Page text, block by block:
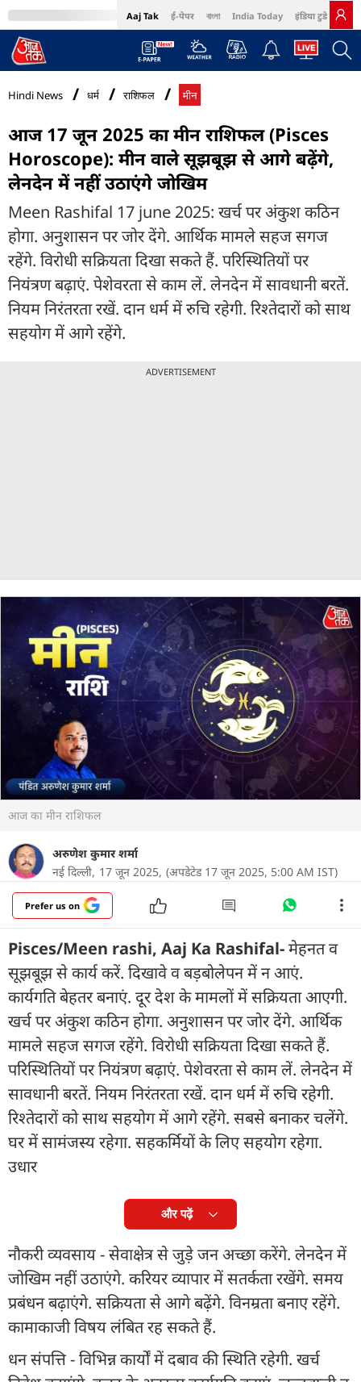
Aaj Tak ई-पेपर বাংলা India Today इंडिया टुडे हिंदी
MumbaiTak Cosmopolitan Harper's Bazaar Northeast
Hindi News धर्म राशिफल मीन
आज 17 जून 2025 का मीन राशिफल (Pisces
Horoscope): मीन वाले सूझबूझ से आगे बढ़ेंगे,
लेनदेन में नहीं उठाएंगे जोखिम
Meen Rashifal 17 june 2025: खर्च पर अंकुश कठिन
होगा. अनुशासन पर जोर देंगे. आर्थिक मामले सहज सगज
रहेंगे. विरोधी सक्रियता दिखा सकते हैं. परिस्थितियों पर
नियंत्रण बढ़ाएं. पेशेवरता से काम लें. लेनदेन में सावधानी बरतें.
नियम निरंतरता रखें. दान धर्म में रुचि रहेगी. रिश्तेदारों को साथ
सहयोग में आगे रहेंगे.
ADVERTISEMENT
आज का मीन राशिफल
अरुणेश कुमार शर्मा
नई दिल्ली, 17 जून 2025, (अपडेटेड 17 जून 2025, 5:00 AM IST)
Prefer us on
Pisces/Meen rashi, Aaj Ka Rashifal-मेहनत व
सूझबूझ से कार्य करें. दिखावे व बड़बोलेपन में न आएं.
कार्यगति बेहतर बनाएं. दूर देश के मामलों में सक्रियता आएगी.
खर्च पर अंकुश कठिन होगा. अनुशासन पर जोर देंगे. आर्थिक
मामले सहज सगज रहेंगे. विरोधी सक्रियता दिखा सकते हैं.
परिस्थितियों पर नियंत्रण बढ़ाएं. पेशेवरता से काम लें. लेनदेन में
सावधानी बरतें. नियम निरंतरता रखें. दान धर्म में रुचि रहेगी.
रिश्तेदारों को साथ सहयोग में आगे रहेंगे. सबसे बनाकर चलेंगे.
घर में सामंजस्य रहेगा. सहकर्मियों के लिए सहयोग रहेगा.
उधार
और पढ़ें
नौकरी व्यवसाय - सेवाक्षेत्र से जुडे़ जन अच्छा करेंगे. लेनदेन में
जोखिम नहीं उठाएंगे. करियर व्यापार में सतर्कता रखेंगे. समय
प्रबंधन बढ़ाएंगे. सक्रियता से आगे बढ़ेंगे. विनम्रता बनाए रहेंगे.
कामाकाजी विषय लंबित रह सकते हैं.
धन संपत्ति - विभिन्न कार्यों में दबाव की स्थिति रहेगी. खर्च